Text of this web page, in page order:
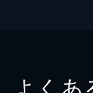
よくあ